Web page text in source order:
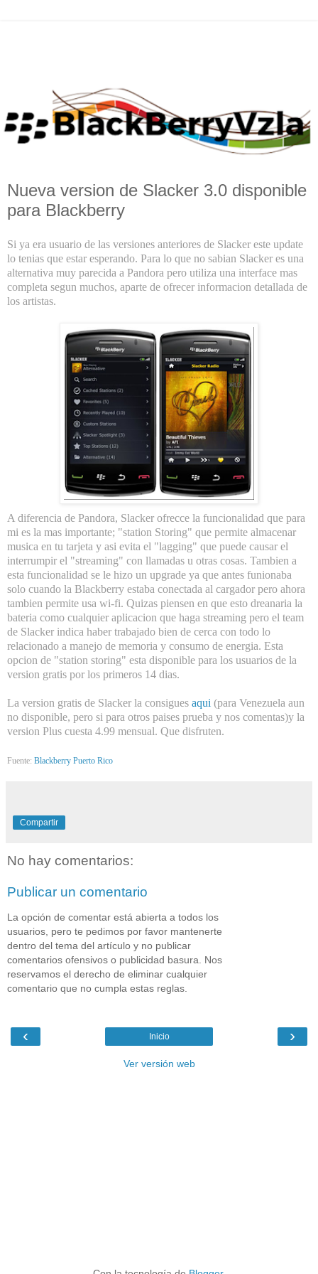
Nueva version de Slacker 3.0 disponible
para Blackberry
Si ya era usuario de las versiones anteriores de Slacker este update
lo tenias que estar esperando. Para lo que no sabian Slacker es una
alternativa muy parecida a Pandora pero utiliza una interface mas
completa segun muchos, aparte de ofrecer informacion detallada de
los artistas.
A diferencia de Pandora, Slacker ofrecce la funcionalidad que para
mi es la mas importante; "station Storing" que permite almacenar
musica en tu tarjeta y asi evita el "lagging" que puede causar el
interrumpir el "streaming" con llamadas u otras cosas. Tambien a
esta funcionalidad se le hizo un upgrade ya que antes funionaba
solo cuando la Blackberry estaba conectada al cargador pero ahora
tambien permite usa wi-fi. Quizas piensen en que esto dreanaria la
bateria como cualquier aplicacion que haga streaming pero el team
de Slacker indica haber trabajado bien de cerca con todo lo
relacionado a manejo de memoria y consumo de energia. Esta
opcion de "station storing" esta disponible para los usuarios de la
version gratis por los primeros 14 dias.
La version gratis de Slacker la consigues aqui (para Venezuela aun
no disponible, pero si para otros paises prueba y nos comentas)y la
version Plus cuesta 4.99 mensual. Que disfruten.
Fuente: Blackberry Puerto Rico
Compartir
No hay comentarios:
Publicar un comentario
La opción de comentar está abierta a todos los
usuarios, pero te pedimos por favor mantenerte
dentro del tema del artículo y no publicar
comentarios ofensivos o publicidad basura. Nos
reservamos el derecho de eliminar cualquier
comentario que no cumpla estas reglas.
‹ ›
Inicio
Ver versión web